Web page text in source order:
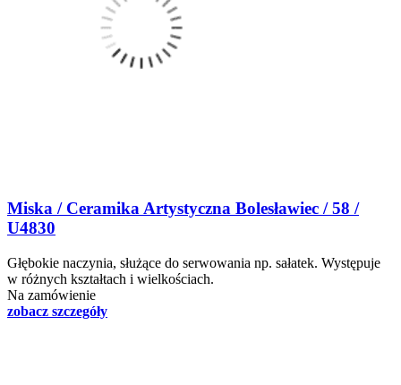
Miska / Ceramika Artystyczna Bolesławiec / 58 /
U4830
Głębokie naczynia, służące do serwowania np. sałatek. Występuje
w różnych kształtach i wielkościach.
Na zamówienie
zobacz szczegóły